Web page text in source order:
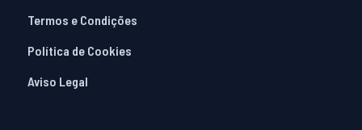
Termos e Condições
Política de Cookies
Aviso Legal